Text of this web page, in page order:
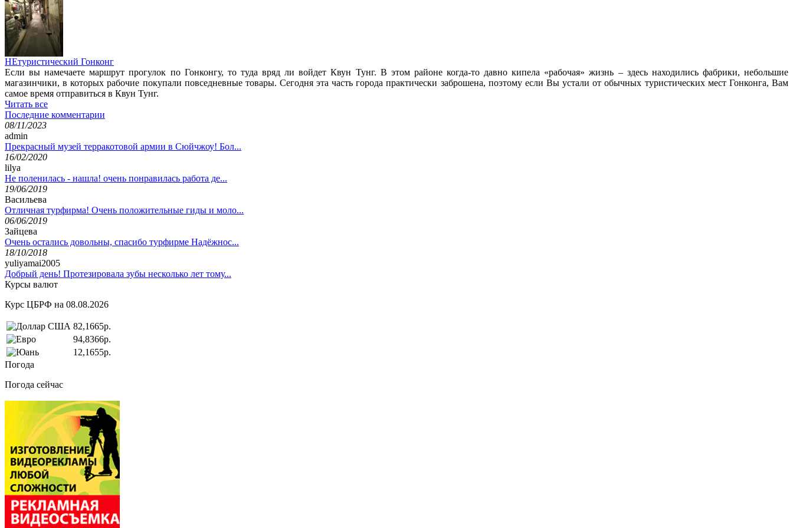
НЕтуристический Гонконг
Если вы намечаете маршрут прогулок по Гонконгу, то туда вряд ли войдет Квун Тунг. В этом районе когда-то давно кипела «рабочая» жизнь – здесь находились фабрики, небольшие
магазинчики, в которых рабочие покупали повседневные товары. Сегодня эта часть города практически заброшена, поэтому если Вы устали от обычных туристических мест Гонконга, Вам
самое время отправиться в Квун Тунг.
Читать все
Последние комментарии
08/11/2023
admin
Прекрасный музей терракотовой армии в Сюйчжоу! Бол...
16/02/2020
lilya
Не поленилась - нашла! очень понравилась работа де...
19/06/2019
Васильева
Отличная турфирма! Очень положительные гиды и моло...
06/06/2019
Зайцева
Очень остались довольны, спасибо турфирме Надёжнос...
18/10/2018
yuliyamai2005
Добрый день! Протезировала зубы несколько лет тому...
Курсы валют
Курс ЦБРФ на 08.08.2026
82,1665р.
94,8366р.
12,1655р.
Погода
Погода сейчас